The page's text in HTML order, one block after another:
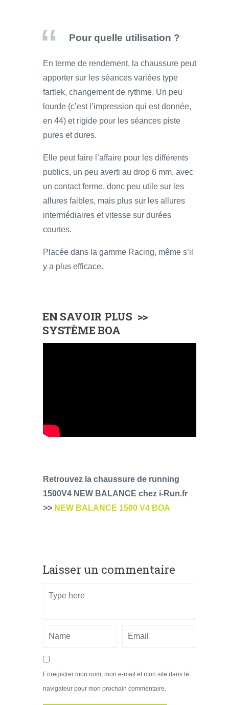
Pour quelle utilisation ?
En terme de rendement, la chaussure peut
apporter sur les séances variées type
fartlek, changement de rythme. Un peu
lourde (c’est l’impression qui est donnée,
en 44) et rigide pour les séances piste
pures et dures.
Elle peut faire l’affaire pour les différents
publics, un peu averti au drop 6 mm, avec
un contact ferme, donc peu utile sur les
allures faibles, mais plus sur les allures
intermédiaires et vitesse sur durées
courtes.
Placée dans la gamme Racing, même s’il
y a plus efficace.
EN SAVOIR PLUS >>
SYSTÈME BOA
Retrouvez la chaussure de running
1500V4 NEW BALANCE chez i-Run.fr
>> NEW BALANCE 1500 V4 BOA
Laisser un commentaire
Enregistrer mon nom, mon e-mail et mon site dans le
navigateur pour mon prochain commentaire.